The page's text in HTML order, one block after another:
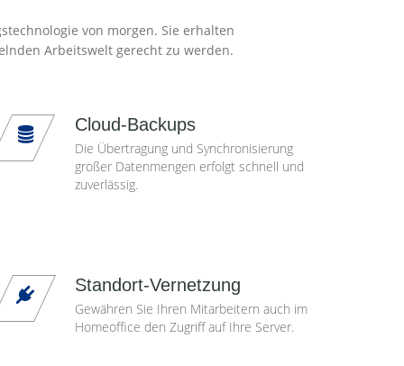
von morgen. Sie erhalten
Arbeitswelt gerecht zu werden.
Cloud-Backups
Die Übertragung und Synchronisierung
großer Datenmengen erfolgt schnell und
zuverlässig.
Standort-Vernetzung
Gewähren Sie Ihren Mitarbeitern auch im
Homeoffice den Zugriff auf Ihre Server.